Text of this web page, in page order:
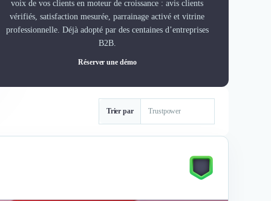
voix de vos clients en moteur de croissance : avis clients
vérifiés, satisfaction mesurée, parrainage activé et vitrine
professionnelle. Déjà adopté par des centaines d’entreprises
B2B.
Réserver une démo
Trier par